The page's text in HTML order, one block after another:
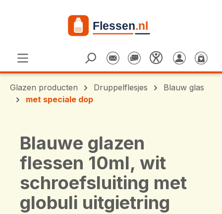
Glazen producten Druppelflesjes
Blauw glas
met speciale dop
Blauwe glazen
flessen 10ml, wit
schroefsluiting met
globuli uitgietring